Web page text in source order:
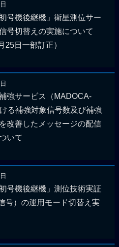
号機後継機」衛星測位サー
号切替えの実施について
25日一部訂正）
強サービス（MADOCA-
る補強対象信号数及び補強
改善したメッセージの配信
いて
号機後継機」測位技術実証
号）の運用モード切替え実